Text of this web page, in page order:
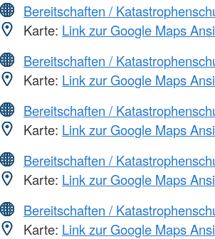
Bereitschaften /
Karte: Link zur Google Maps
Bereitschaften /
Karte: Link zur Google Maps
Bereitschaften /
Karte: Link zur Google Maps
Bereitschaften /
Karte: Link zur Google Maps
Bereitschaften /
Karte: Link zur Google Maps